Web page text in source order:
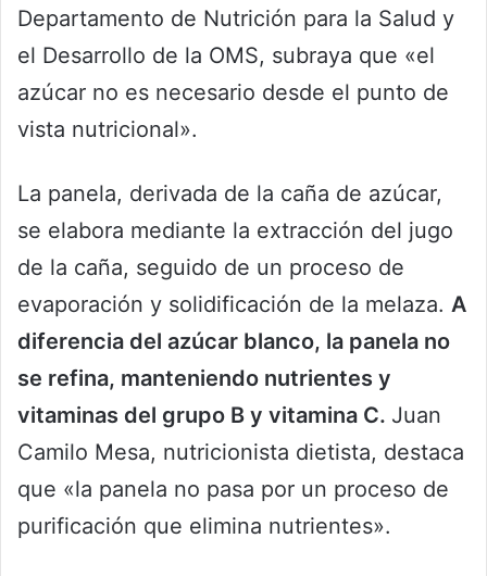
Departamento de Nutrición para la Salud y
el Desarrollo de la OMS, subraya que «el
azúcar no es necesario desde el punto de
vista nutricional».
La panela, derivada de la caña de azúcar,
se elabora mediante la extracción del jugo
de la caña, seguido de un proceso de
evaporación y solidificación de la melaza. A
diferencia del azúcar blanco, la panela no
se refina, manteniendo nutrientes y
vitaminas del grupo B y vitamina C. Juan
Camilo Mesa, nutricionista dietista, destaca
que «la panela no pasa por un proceso de
purificación que elimina nutrientes».